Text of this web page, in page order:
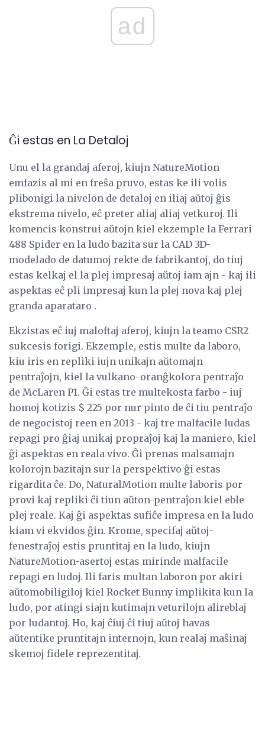
ad
Ĝi estas en La Detaloj
Unu el la grandaj aferoj, kiujn NatureMotion
emfazis al mi en freŝa pruvo, estas ke ili volis
plibonigi la nivelon de detaloj en iliaj aŭtoj ĝis
ekstrema nivelo, eĉ preter aliaj aliaj vetkuroj. Ili
komencis konstrui aŭtojn kiel ekzemple la Ferrari
488 Spider en la ludo bazita sur la CAD 3D-
modelado de datumoj rekte de fabrikantoj, do tiuj
estas kelkaj el la plej impresaj aŭtoj iam ajn - kaj ili
aspektas eĉ pli impresaj kun la plej nova kaj plej
granda aparataro .
Ekzistas eĉ iuj maloftaj aferoj, kiujn la teamo CSR2
sukcesis forigi. Ekzemple, estis multe da laboro,
kiu iris en repliki iujn unikajn aŭtomajn
pentraĵojn, kiel la vulkano-oranĝkolora pentraĵo
de McLaren P1. Ĝi estas tre multekosta farbo - iuj
homoj kotizis $ 225 por nur pinto de ĉi tiu pentraĵo
de negocistoj reen en 2013 - kaj tre malfacile ludas
repagi pro ĝiaj unikaj propraĵoj kaj la maniero, kiel
ĝi aspektas en reala vivo. Ĝi prenas malsamajn
kolorojn bazitajn sur la perspektivo ĝi estas
rigardita ĉe. Do, NaturalMotion multe laboris por
provi kaj repliki ĉi tiun aŭton-pentraĵon kiel eble
plej reale. Kaj ĝi aspektas sufiĉe impresa en la ludo
kiam vi ekvidos ĝin. Krome, specifaj aŭtoj-
fenestraĵoj estis pruntitaj en la ludo, kiujn
NatureMotion-asertoj estas mirinde malfacile
repagi en ludoj. Ili faris multan laboron por akiri
aŭtomobiligiloj kiel Rocket Bunny implikita kun la
ludo, por atingi siajn kutimajn veturilojn alireblaj
por ludantoj. Ho, kaj ĉiuj ĉi tiuj aŭtoj havas
aŭtentike pruntitajn internojn, kun realaj maŝinaj
skemoj fidele reprezentitaj.